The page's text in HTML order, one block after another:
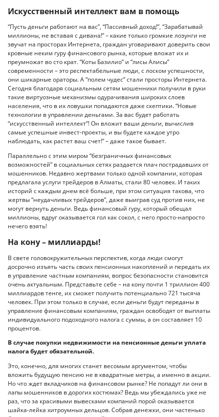
Искусственный интеллект вам в помощь
“Пусть деньги работают на вас”, “Пассивный доход!”, “Зарабатывай
миллионы, не вставая с дивана!” – какие только громкие лозунги не
звучат на просторах Интернета, граждан уговаривают доверить свои
кровные неким гуру финансового рынка, которые вложат их и
преумножат во сто крат. “Коты Базилио” и “лисы Алисы”
современности – это респектабельные люди, с лоском успешности,
они шикарные ораторы. А “полем чудес” стали просторы Интернета.
Сегодня благодаря социальным сетям мошенники получили в руки
такие виртуозные механизмы одурачивания широких слоев
населения, что в их ловушки попадаются даже скептики. “Новые
технологии в управлении деньгами. За вас будет работать
“искусственный интеллект”! Он вложит ваши деньги, вычислив
самые успешные инвест-проекты, и вы будете каждое утро
наблюдать, как растет ваш счет!” – даже такое бывает.
Параллельно с этим миром “безграничных финансовых
возможностей” в социальных сетях раздается плач пострадавших от
мошенников. Недавно жертвами только одной компании, которая
предлагала услуги трейдеров в Алматы, стали 80 человек. И таких
историй с каждым днем всё больше, при этом ситуация такова, что
жертвы “неудачливых трейдеров”, даже выиграв суд против них, не
могут вернуть деньги. Ведь финансовый гуру, который обещал
миллионы, вдруг оказывается гол как сокол, с него просто-напросто
нечего взять!
На кону – миллиарды!
В свете головокружительных перспектив, когда люди смогут
досрочно изъять часть своих пенсионных накоплений и передать их
в управление частным компаниям, вопрос безопасности становится
очень актуальным. Представьте себе – на кону почти 1 триллион 400
миллиардов тенге, их сможет получить потенциально 721 тысяча
человек. При этом только в случае, если деньги будут переданы в
управление финансовым компаниям, граждан освободят от выплаты
индивидуального подоходного налога с суммы, а он составляет 10
процентов.
В случае покупки недвижимости на пенсионные деньги уплата
налога будет обязательной.
Это, конечно, для многих станет весомым аргументом, чтобы
вложить будущую пенсию не в квадратные метры, а именно в акции.
Но что ждет вкладчиков на финансовом рынке? Не попадут ли они в
лапы мошенников в дорогих костюмах? Ведь мы убеждались уже не
раз, что за красивыми вывесками компаний порой оказывается
шайка-лейка хитроумных дельцов. Собрав денежки, они частенько